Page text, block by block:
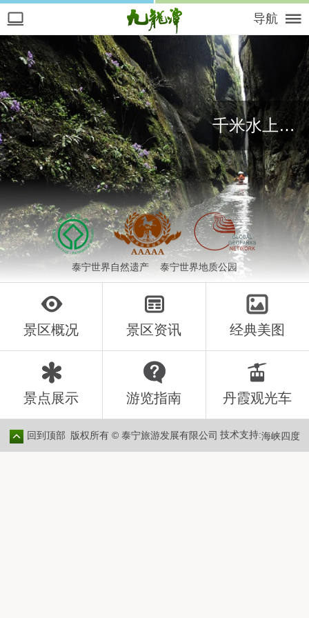
导航
千米水上一线天
泰宁世界自然遗产 泰宁世界地质公园
景区概况 景区资讯 经典美图
景点展示 游览指南 丹霞观光车
回到顶部 版权所有 © 泰宁旅游发展有限公司 技术支持:海峡四度